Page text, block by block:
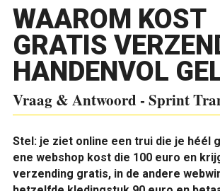
WAAROM KOST
GRATIS
HANDENVOL
Vraag & Antwoord - Sprint
Stel: je ziet online een trui die je héél
ene webshop kost die 100 euro en
verzending gratis, in de andere